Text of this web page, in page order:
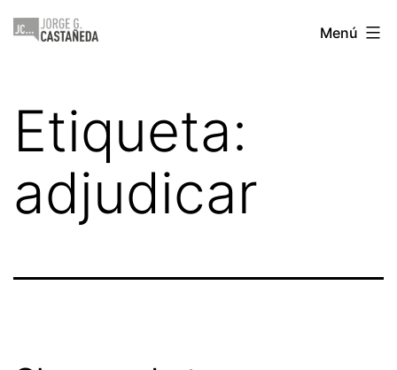
Saltar
Jorge
Menú
Etiqueta:
adjudicar